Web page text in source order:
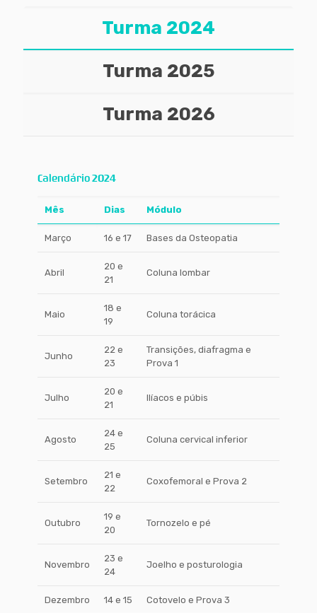
Turma 2024
Turma 2025
Turma 2026
Calendário 2024
Mês Dias Módulo
Março 16 e 17 Bases da Osteopatia
Abril
20 e
21
Coluna lombar
Maio
18 e
19
Coluna torácica
Junho
22 e
23
Transições, diafragma e
Prova 1
Julho
20 e
21
Ilíacos e púbis
Agosto
24 e
25
Coluna cervical inferior
Setembro
21 e
22
Coxofemoral e Prova 2
Outubro
19 e
20
Tornozelo e pé
Novembro
23 e
24
Joelho e posturologia
Dezembro 14 e 15 Cotovelo e Prova 3